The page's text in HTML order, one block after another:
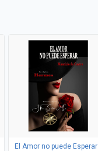
El Amor no puede Esperar